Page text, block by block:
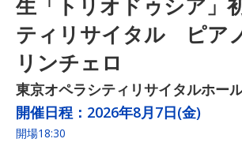
ティリサイタル ピア
リンチェロ
東京オペラシティリサイタルホー
開催日程： 2026年8月7日(金)
開場18:30